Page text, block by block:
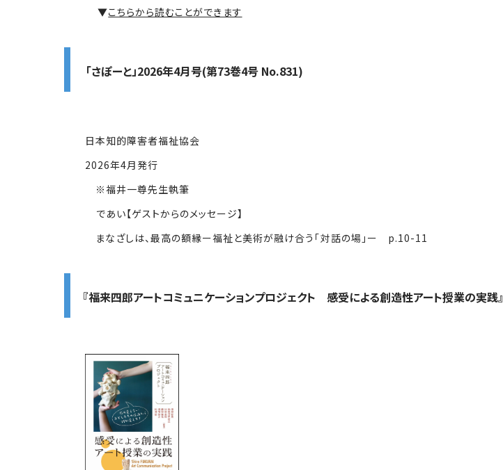
▼こちらから読むことができます
「さぽーと」2026年4月号(第73巻4号 No.831)
日本知的障害者福祉協会
2026年4月発行
※福井一尊先生執筆
であい【ゲストからのメッセージ】
まなざしは、最高の額縁ー福祉と美術が融け合う「対話の場」ー p.10-11
『福来四郎アートコミュニケーションプロジェクト 感受による創造性アート授業の実践』